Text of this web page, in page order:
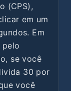
(CPS),
em um
Em
se você
30 por
você